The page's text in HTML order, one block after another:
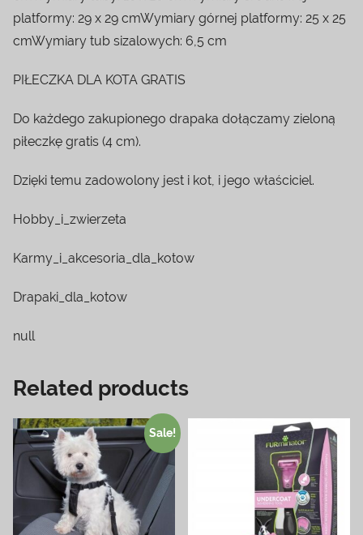
platformy: 29 x 29 cmWymiary górnej platformy: 25 x 25
cmWymiary tub sizalowych: 6,5 cm
PIŁECZKA DLA KOTA GRATIS
Do każdego zakupionego drapaka dołączamy zieloną
piłeczkę gratis (4 cm).
Dzięki temu zadowolony jest i kot, i jego właściciel.
Hobby_i_zwierzeta
Karmy_i_akcesoria_dla_kotow
Drapaki_dla_kotow
null
Related products
Sale!